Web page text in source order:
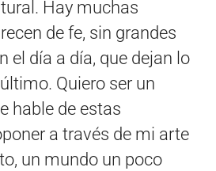
Hay muchas
de fe, sin grandes
el día a día, que dejan lo
Quiero ser un
hable de estas
a través de mi arte
un mundo un poco